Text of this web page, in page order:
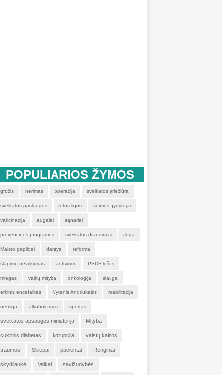
POPULIARIOS ŽYMOS
grožis nerimas operacija sveikatos priežiūra
sveikatos paslaugos retos ligos šeimos gydytojai
vakcinacija augalai sąnariai
prevencinės programos sveikatos draudimas Joga
Maisto papildai dantys reforma
šlapimo nelaikymas antsvoris PSDF lėšos
miegas vaikų mityba onkologija slauga
erkinis encefalitas Vytenis Andriukaitis reabilitacija
nemiga alkoholizmas sportas
sveikatos apsaugos ministerija Mityba
cukrinis diabetas korupcija vaistų kainos
traumos Skiepai pacientai Renginiai
skydliaukė Vaikai savižudybės